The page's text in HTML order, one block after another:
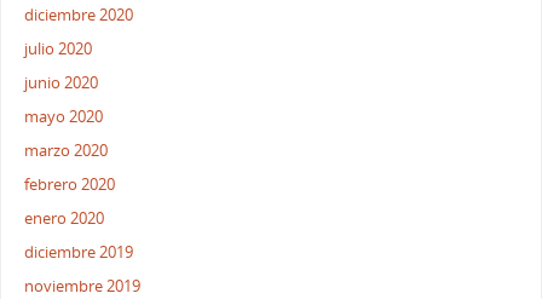
diciembre 2020
julio 2020
junio 2020
mayo 2020
marzo 2020
febrero 2020
enero 2020
diciembre 2019
noviembre 2019